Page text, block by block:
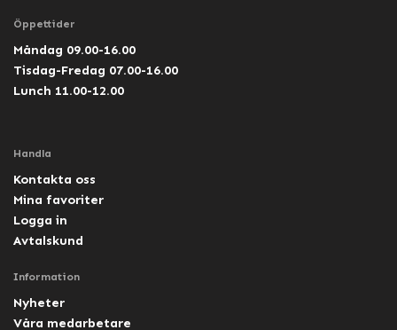
Öppettider
Måndag 09.00-16.00
Tisdag-Fredag 07.00-16.00
Lunch 11.00-12.00
Handla
Kontakta oss
Mina favoriter
Logga in
Avtalskund
Information
Nyheter
Våra medarbetare